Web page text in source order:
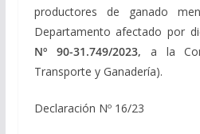
productores de ganado
Departamento afectado por
Nº 90-31.749/2023, a la
Transporte y Ganadería).
Declaración Nº 16/23